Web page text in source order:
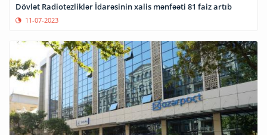
Dövlət Radiotezliklər İdarəsinin xalis mənfəəti 81 faiz artıb
11-07-2023